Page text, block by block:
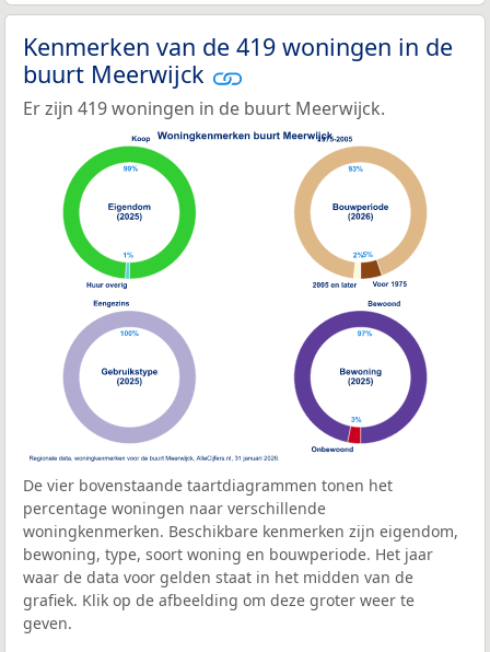
Kenmerken van de 419 woningen in de
buurt Meerwijck
Er zijn 419 woningen in de buurt Meerwijck.
De vier bovenstaande taartdiagrammen tonen het
percentage woningen naar verschillende
woningkenmerken. Beschikbare kenmerken zijn eigendom,
bewoning, type, soort woning en bouwperiode. Het jaar
waar de data voor gelden staat in het midden van de
grafiek. Klik op de afbeelding om deze groter weer te
geven.